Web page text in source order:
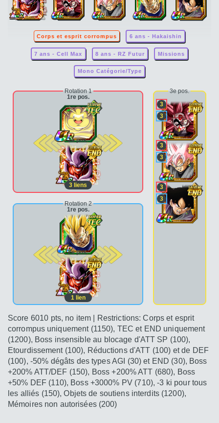
Corps et esprit corrompus 6 ans - Hakaishin
7 ans - Cell Max 8 ans - RZ Futur Missions
Mono Catégorie/Type
Rotation 1
1re pos.
2e pos.
3 liens
Rotation 2
1re pos.
2e pos.
1 lien
3e pos.
3
3
3
3
3
3
Score 6010 pts, no item | Restrictions: Corps et esprit
corrompus uniquement (1150), TEC et END uniquement
(1200), Boss insensible au blocage d'ATT SP (100),
Etourdissement (100), Réductions d'ATT (100) et de DEF
(100), -50% dégâts des types AGI (30) et END (30), Boss
+200% ATT/DEF (150), Boss +200% ATT (680), Boss
+50% DEF (110), Boss +3000% PV (710), -3 ki pour tous
les alliés (150), Objets de soutiens interdits (1200),
Mémoires non autorisées (200)